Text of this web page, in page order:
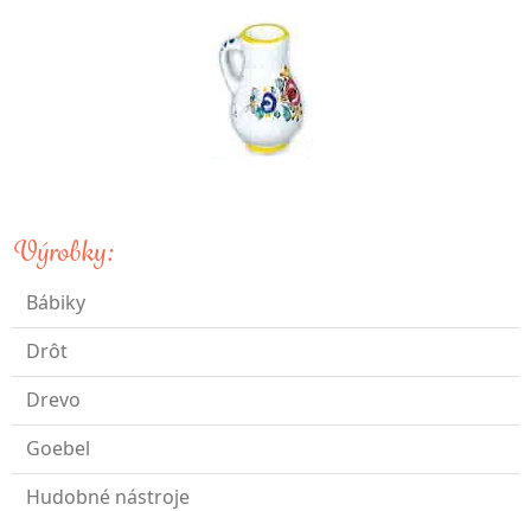
Výrobky:
Bábiky
Drôt
Drevo
Goebel
Hudobné nástroje